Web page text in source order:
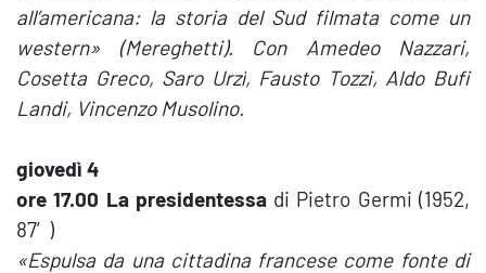
all’americana: la storia del Sud filmata come un
western» (Mereghetti). Con Amedeo Nazzari,
Cosetta Greco, Saro Urzì, Fausto Tozzi, Aldo Bufi
Landi, Vincenzo Musolino.
giovedì 4
ore 17.00 La presidentessadi Pietro Germi (1952,
87′)
«Espulsa da una cittadina francese come fonte di